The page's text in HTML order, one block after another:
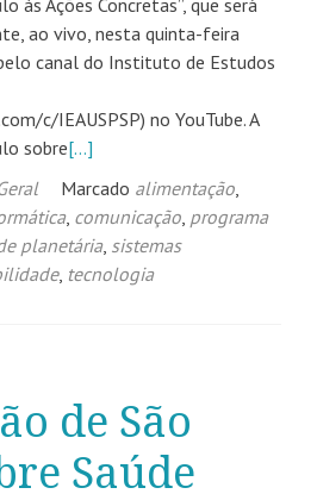
às Ações Concretas”, que será
ao vivo, nesta quinta-feira
canal do Instituto de Estudos
c/IEAUSPSP) no YouTube. A
sobre[…]
Marcado alimentação,
, comunicação, programa
planetária, sistemas
, tecnologia
de São
Saúde